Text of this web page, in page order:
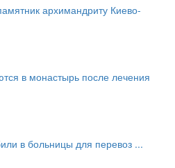
архимандриту Киево-
в монастырь после лечения
в больницы для перевоз ...